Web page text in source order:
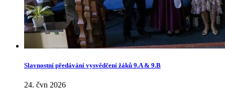
Slavnostní předávání vysvědčení žáků 9.A & 9.B
24. čvn 2026